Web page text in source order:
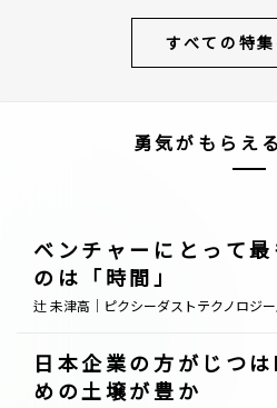
すべての特
勇気がもらえ
ベンチャーにとって
のは「時間」
辻 未津高｜ピクシーダストテクノロジー
日本企業の方がじつ
めの土壌が豊か